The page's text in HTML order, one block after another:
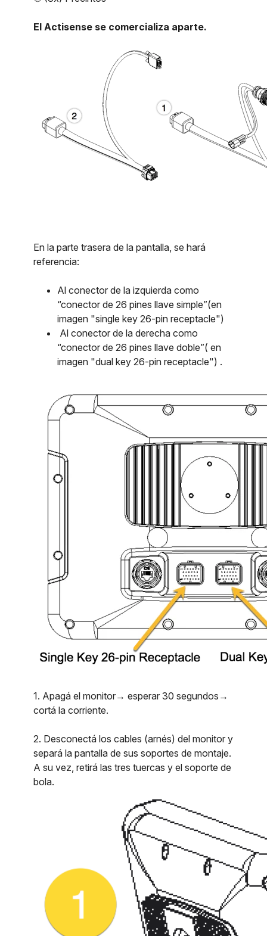
El Actisense se comercializa aparte.
En la parte trasera de la pantalla, se hará
referencia:
Al conector de la izquierda como
“conector de 26 pines llave simple”(en
imagen "single key 26-pin receptacle")
Al conector de la derecha como
“conector de 26 pines llave doble”( en
imagen "dual key 26-pin receptacle") .
1. Apagá el monitor→ esperar 30 segundos→
cortá la corriente.
2. Desconectá los cables (arnés) del monitor y
separá la pantalla de sus soportes de montaje.
A su vez, retirá las tres tuercas y el soporte de
bola.